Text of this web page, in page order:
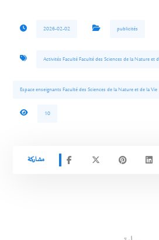
2026-02-02 publicités
Activités Faculté Faculté des Sciences de la Nature et
Espace enseignants Faculté des Sciences de la Nature et de la Vie
10